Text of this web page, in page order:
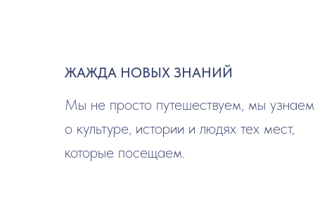
ЖАЖДА НОВЫХ ЗНАНИЙ
Мы не просто путешествуем, мы узнаем
о культуре, истории и людях тех мест,
которые посещаем.